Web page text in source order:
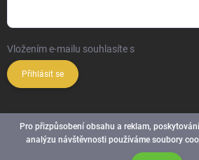
Pro přizpůsobení obsahu a reklam,
analýzu návštěvnosti používáme soubory
Vložením e-mailu souhlasíte s
Přihlásit se
Copyright 2026Elite Palace. Všechna